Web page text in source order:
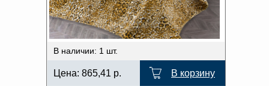
В наличии: 1 шт.
Цена: 865,41 р. В корзину